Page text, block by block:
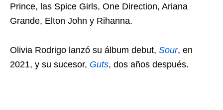
Prince, las Spice Girls, One Direction, Ariana
Grande, Elton John y Rihanna.
Olivia Rodrigo lanzó su álbum debut, Sour, en
2021, y su sucesor, Guts, dos años después.